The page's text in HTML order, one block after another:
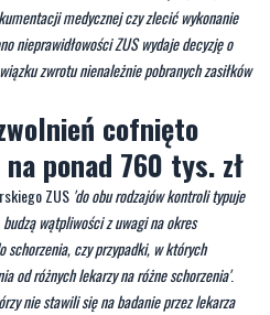
medycznej czy zlecić wykonanie
nieprawidłowości ZUS wydaje decyzję o
zwrotu nienależnie pobranych zasiłków
cofnięto
ponad 760 tys. zł
ZUS 'do obu rodzajów kontroli typuje
wątpliwości z uwagi na okres
schorzenia, czy przypadki, w których
od różnych lekarzy na różne schorzenia'.
nie stawili się na badanie przez lekarza